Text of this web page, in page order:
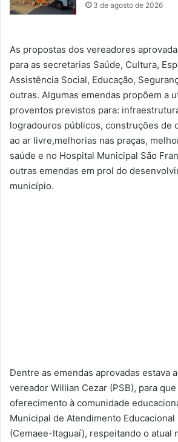
3 de agosto de 2026
As propostas dos vereadores
para as secretarias Saúde, Cultura,
Assistência Social, Educação,
outras. Algumas emendas propõem a
proventos previstos para:
logradouros públicos, construções de
ao ar livre,melhorias nas praças,
saúde e no Hospital Municipal São
outras emendas em prol do
município.
Dentre as emendas aprovadas estava
vereador Willian Cezar (PSB), para
oferecimento à comunidade
Municipal de Atendimento Educacional
(Cemaee-Itaguaí), respeitando o atual